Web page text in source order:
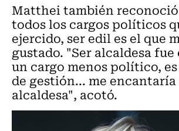
Matthei también reconoció
todos los cargos políticos
ejercido, ser edil es el que
gustado. "Ser alcaldesa fue
un cargo menos político,
de gestión... me
alcaldesa", acotó.